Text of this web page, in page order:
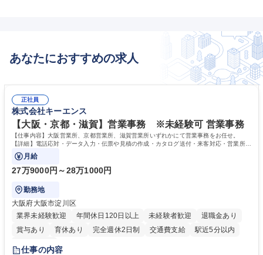
あなたにおすすめの求人
正社員
株式会社キーエンス
【大阪・京都・滋賀】営業事務 ※未経験可 営業事務
【仕事内容】大阪営業所、京都営業所、滋賀営業所いずれかにて営業事務をお任せ。
【詳細】電話応対・データ入力・伝票や見積の作成・カタログ送付・来客対応・営業所内
で発生する事務業務や業務改善をお任せ。
月給
27万9000円～28万1000円
勤務地
大阪府大阪市淀川区
業界未経験歓迎
年間休日120日以上 未経験者歓迎
退職金あり
賞与あり
育休あり 完全週休2日制 交通費支給
駅近5分以内
土日祝休み
仕事の内容